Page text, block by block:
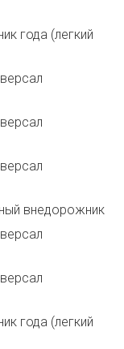
года (легкий
внедорожник
года (легкий